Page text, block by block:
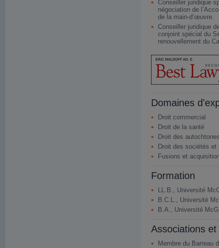
Conseiller juridique
négociation de
de la main-d’œuvre.
Conseiller juridique
conjoint spécial du
renouvellement du
Domaines
Droit commercial
Droit de la santé
Droit des
Droit des sociétés
Fusions et
Formation
LL.B., Université
B.C.L., Université
B.A., Université
Associations
Membre du Barreau